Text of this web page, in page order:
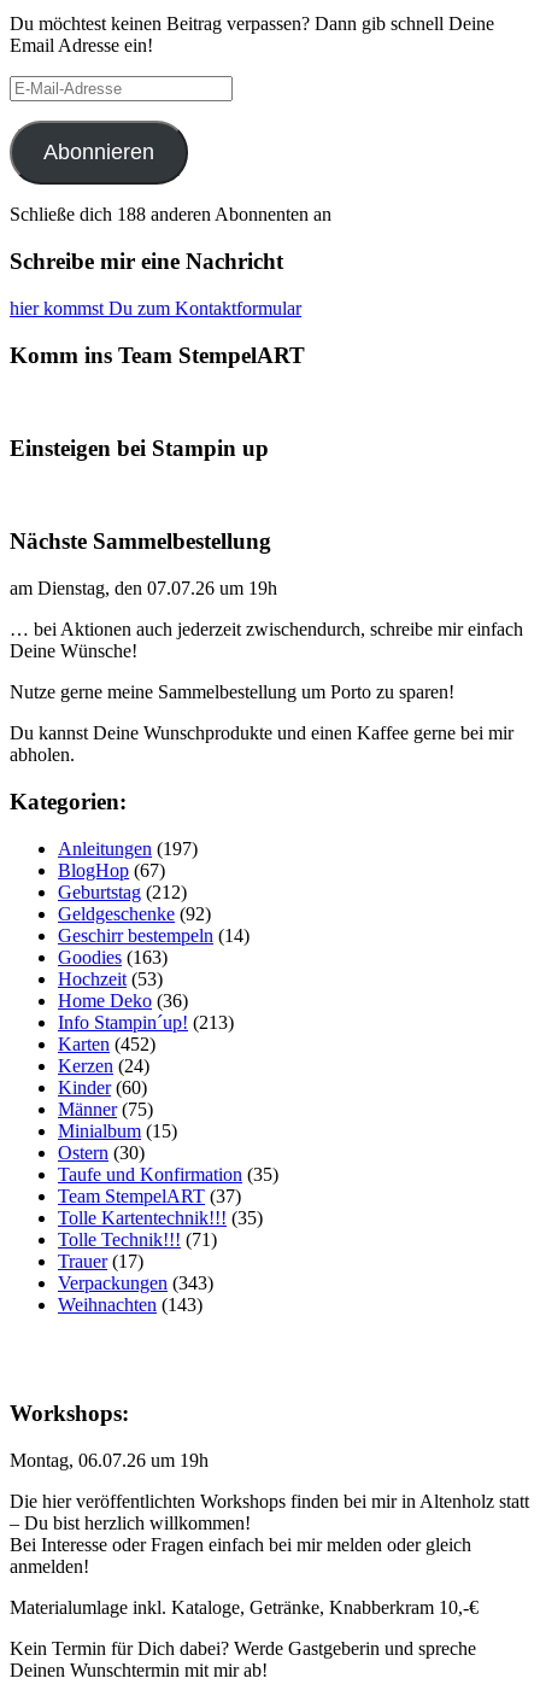
Du möchtest keinen Beitrag verpassen? Dann gib schnell Deine
Email Adresse ein!
E-
Mail-
Adresse
Abonnieren
Schließe dich 188 anderen Abonnenten an
Schreibe mir eine Nachricht
hier kommst Du zum Kontaktformular
Komm ins Team StempelART
Einsteigen bei Stampin up
Nächste Sammelbestellung
am Dienstag, den 07.07.26 um 19h
… bei Aktionen auch jederzeit zwischendurch, schreibe mir einfach
Deine Wünsche!
Nutze gerne meine Sammelbestellung um Porto zu sparen!
Du kannst Deine Wunschprodukte und einen Kaffee gerne bei mir
abholen.
Kategorien:
Anleitungen (197)
BlogHop (67)
Geburtstag (212)
Geldgeschenke (92)
Geschirr bestempeln (14)
Goodies (163)
Hochzeit (53)
Home Deko (36)
Info Stampin´up! (213)
Karten (452)
Kerzen (24)
Kinder(60)
Männer(75)
Minialbum (15)
Ostern (30)
Taufe und Konfirmation (35)
Team StempelART (37)
Tolle Kartentechnik!!! (35)
Tolle Technik!!! (71)
Trauer(17)
Verpackungen (343)
Weihnachten (143)
Workshops:
Montag, 06.07.26 um 19h
Die hier veröffentlichten Workshops finden bei mir in Altenholz statt
– Du bist herzlich willkommen!
Bei Interesse oder Fragen einfach bei mir melden oder gleich
anmelden!
Materialumlage inkl. Kataloge, Getränke, Knabberkram 10,-€
Kein Termin für Dich dabei? Werde Gastgeberin und spreche
Deinen Wunschtermin mit mir ab!